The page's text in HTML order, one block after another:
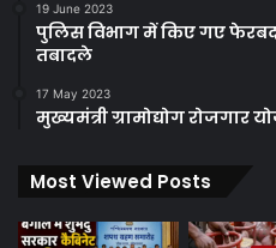
19 June 2023
पुलिस विभाग में किए गए
तबादले
17 May 2023
मुख्यमंत्री ग्रामोद्योग
Most Viewed Posts